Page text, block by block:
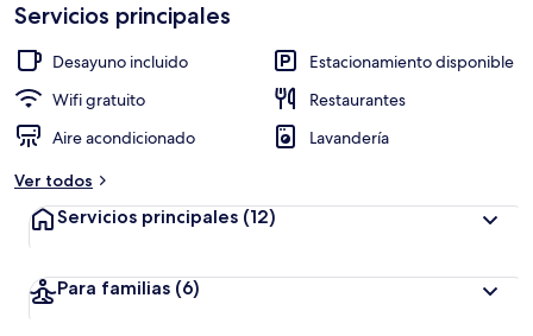
Servicios principales
Desayuno incluido
Estacionamiento disponible
Wifi gratuito
Restaurantes
Aire acondicionado
Lavandería
Ver todos
Servicios principales (12)
Para familias (6)